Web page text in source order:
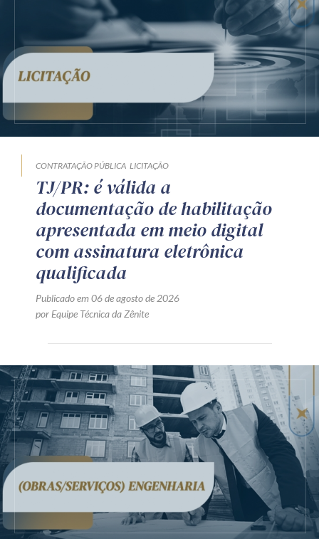
CONTRATAÇÃO PÚBLICA LICITAÇÃO
TJ/PR: é válida a
documentação de habilitação
apresentada em meio digital
com assinatura eletrônica
qualificada
Publicado em 06 de agosto de 2026
por Equipe Técnica da Zênite